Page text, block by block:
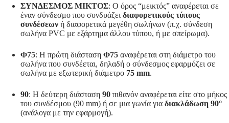
ΣΥΝΔΕΣΜΟΣ ΜΙΚΤΟΣ: Ο όρος “μεικτός” αναφέρεται σε
έναν σύνδεσμο που συνδυάζειδιαφορετικούς τύπους
συνδέσεων ή διαφορετικά μεγέθη σωλήνων (π.χ. σύνδεση
σωλήνα PVC με εξάρτημα άλλου τύπου, ή με σπείρωμα).
Φ75: Η πρώτη διάσταση Φ75 αναφέρεται στη διάμετρο του
σωλήνα που συνδέεται, δηλαδή ο σύνδεσμος εφαρμόζει σε
σωλήνα με εξωτερική διάμετρο 75 mm.
90: Η δεύτερη διάσταση 90 πιθανόν αναφέρεται είτε στο μήκος
του συνδέσμου (90 mm) ή σε μια γωνία για διακλάδωση 90°
(ανάλογα με την εφαρμογή).